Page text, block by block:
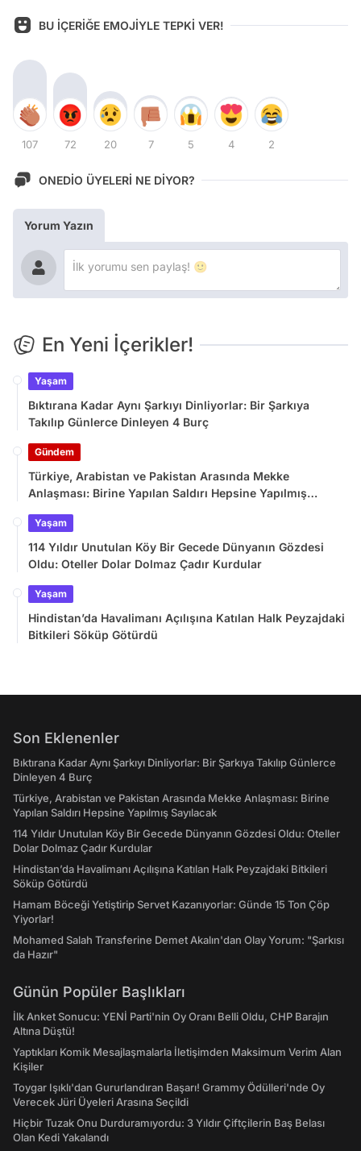
BU İÇERİĞE EMOJİYLE TEPKİ VER!
107 72 20 7 5 4 2
ONEDİO ÜYELERİ NE DİYOR?
Yorum Yazın
En Yeni İçerikler!
Yaşam
Bıktırana Kadar Aynı Şarkıyı Dinliyorlar: Bir Şarkıya
Takılıp Günlerce Dinleyen 4 Burç
Gündem
Türkiye, Arabistan ve Pakistan Arasında Mekke
Anlaşması: Birine Yapılan Saldırı Hepsine Yapılmış
Yaşam
114 Yıldır Unutulan Köy Bir Gecede Dünyanın Gözdesi
Oldu: Oteller Dolar Dolmaz Çadır Kurdular
Yaşam
Hindistan’da Havalimanı Açılışına Katılan Halk Peyzajdaki
Bitkileri Söküp Götürdü
Son Eklenenler
Bıktırana Kadar Aynı Şarkıyı Dinliyorlar: Bir Şarkıya Takılıp Günlerce
Dinleyen 4 Burç
Türkiye, Arabistan ve Pakistan Arasında Mekke Anlaşması: Birine
Yapılan Saldırı Hepsine Yapılmış Sayılacak
114 Yıldır Unutulan Köy Bir Gecede Dünyanın Gözdesi Oldu: Oteller
Dolar Dolmaz Çadır Kurdular
Hindistan’da Havalimanı Açılışına Katılan Halk Peyzajdaki Bitkileri
Söküp Götürdü
Hamam Böceği Yetiştirip Servet Kazanıyorlar: Günde 15 Ton Çöp
Yiyorlar!
Mohamed Salah Transferine Demet Akalın'dan Olay Yorum: "Şarkısı
da Hazır"
Günün Popüler Başlıkları
İlk Anket Sonucu: YENİ Parti'nin Oy Oranı Belli Oldu, CHP Barajın
Altına Düştü!
Yaptıkları Komik Mesajlaşmalarla İletişimden Maksimum Verim Alan
Kişiler
Toygar Işıklı'dan Gururlandıran Başarı! Grammy Ödülleri'nde Oy
Verecek Jüri Üyeleri Arasına Seçildi
Hiçbir Tuzak Onu Durduramıyordu: 3 Yıldır Çiftçilerin Baş Belası
Olan Kedi Yakalandı